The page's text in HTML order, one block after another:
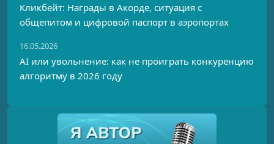
Кликбейт: Награды в Акорде, ситуация с
общепитом и цифровой паспорт в аэропортах
16.05.2026
AI или увольнение: как не проиграть конкуренцию
алгоритму в 2026 году